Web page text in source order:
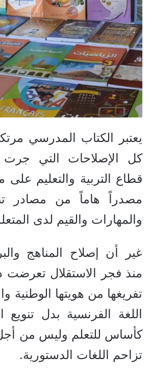
يعتبر الكتاب المدرسي
كل الإصلاحات التي
قطاع التربية والتعليم على
مصدراً هاماً من مصادر
والمهارات والقيم لدى
غير أن إصلاح المناهج
منذ فجر الاستقلال تعرضت
تفريغها من هويتها الوطنية
اللغة الفرنسية بدل
كأساس للتعلم وليس من
تزاحم اللغات الدستورية.